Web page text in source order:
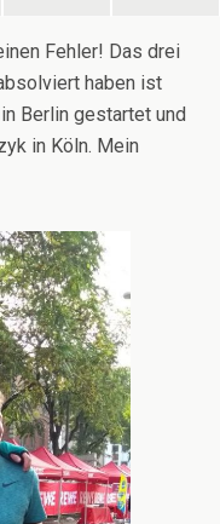
Fehler! Das drei
haben ist
Berlin gestartet und
in Köln. Mein